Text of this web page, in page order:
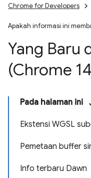
Chrome for Developers
Apakah informasi ini
Yang Baru
(Chrome
Pada halaman ini
Ekstensi WGSL
Pemetaan buffer
Info terbaru Dawn